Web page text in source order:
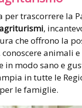
per trascorrere la
,
che offrono la
animali e
in modo sano e
in tutte le
le famiglie.